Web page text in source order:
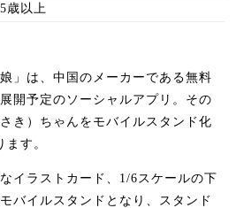
歳以上
」は、中国のメーカーである無料
開予定のソーシャルアプリ。その
き）ちゃんをモバイルスタンド化
ます。
イラストカード、1/6スケールの下
バイルスタンドとなり、スタンド